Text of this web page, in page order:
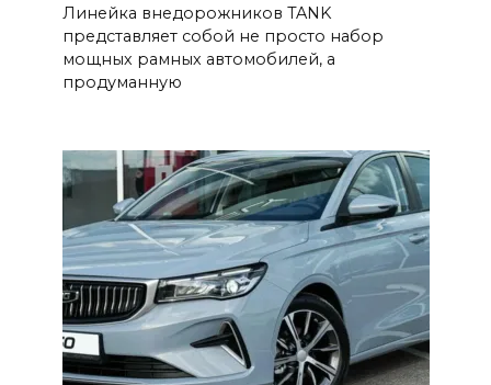
Линейка внедорожников TANK
представляет собой не просто набор
мощных рамных автомобилей, а
продуманную